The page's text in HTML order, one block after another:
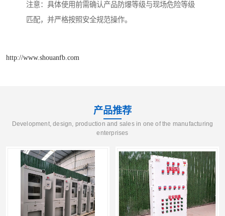
注意：具体使用前需确认产品防爆等级与现场危险等级
匹配，并严格按照安全规范操作。
http://www.shouanfb.com
产品推荐
Development, design, production and sales in one of the manufacturing
enterprises